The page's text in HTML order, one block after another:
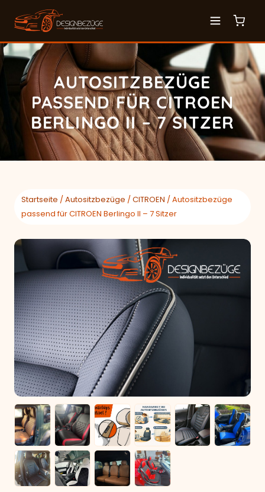
AUTOSITZBEZÜGE
PASSEND FÜR CITROEN
BERLINGO II – 7 SITZER
Startseite /Autositzbezüge /CITROEN / Autositzbezüge
passend für CITROEN Berlingo II – 7 Sitzer